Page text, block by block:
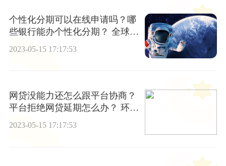
个性化分期可以在线申请吗？哪
些银行能办个性化分期？ 全球快
2023-05-15 17:17:53
网贷没能力还怎么跟平台协商？
平台拒绝网贷延期怎么办？ 环球
微动态
2023-05-15 17:17:53